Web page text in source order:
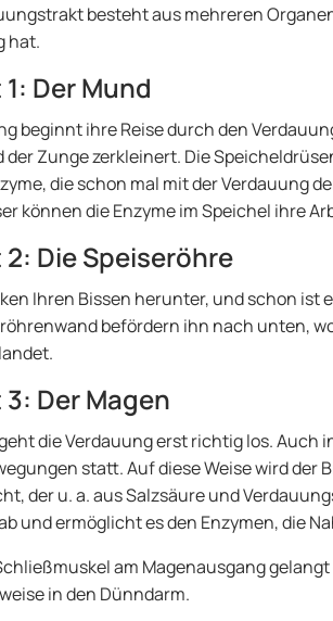
besteht aus mehreren
hat.
Der Mund
beginnt ihre Reise durch den
der Zunge zerkleinert. Die
die schon mal mit der Verdauung
können die Enzyme im Speichel ihre
Die Speiseröhre
Ihren Bissen herunter, und schon ist
befördern ihn nach unten,
Der Magen
die Verdauung erst richtig los. Auch
statt. Auf diese Weise wird der
der u. a. aus Salzsäure und
und ermöglicht es den Enzymen, die
am Magenausgang
in den Dünndarm.